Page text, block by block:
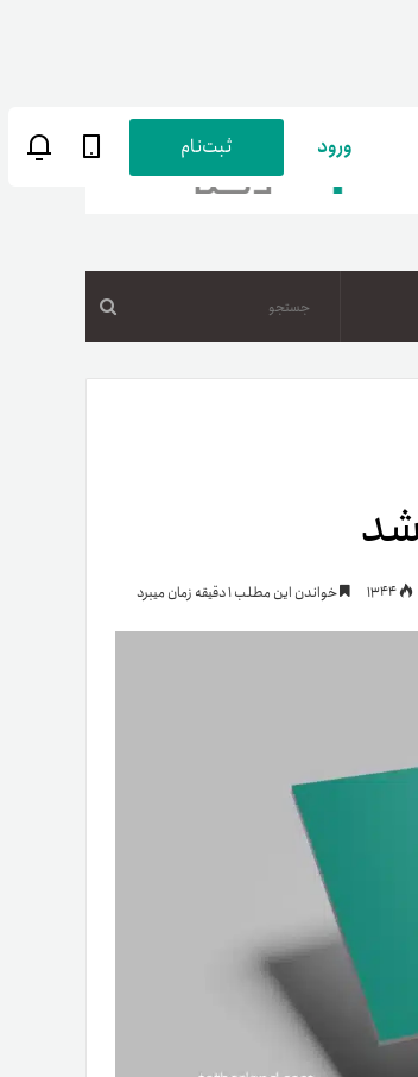
پارسی
ورود ثبت‌نام
خواندن این مطلب 1 دقیقه زمان میبرد